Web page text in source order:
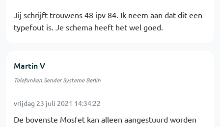
Jij schrijft trouwens 48 ipv 84. Ik neem aan dat dit een
typefout is. Je schema heeft het wel goed.
Martin V
Telefunken Sender Systeme Berlin
vrijdag 23 juli 2021 14:34:22
De bovenste Mosfet kan alleen aangestuurd worden